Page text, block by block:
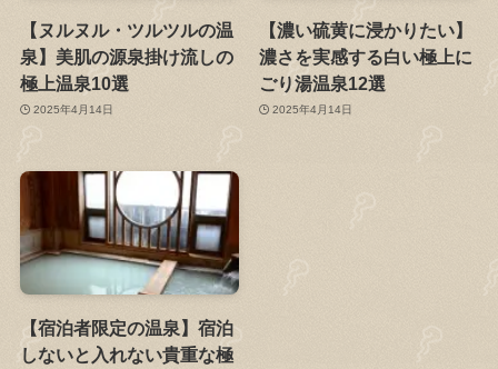
【ヌルヌル・ツルツルの温
泉】美肌の源泉掛け流しの
極上温泉10選
2025年4月14日
【濃い硫黄に浸かりたい】
濃さを実感する白い極上に
ごり湯温泉12選
2025年4月14日
【宿泊者限定の温泉】宿泊
しないと入れない貴重な極